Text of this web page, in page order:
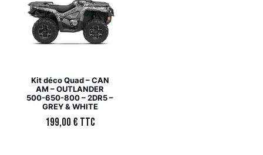
Kit déco Quad – CAN
AM – OUTLANDER
500-650-800 – 2DR5 –
GREY & WHITE
199,00€ TTC